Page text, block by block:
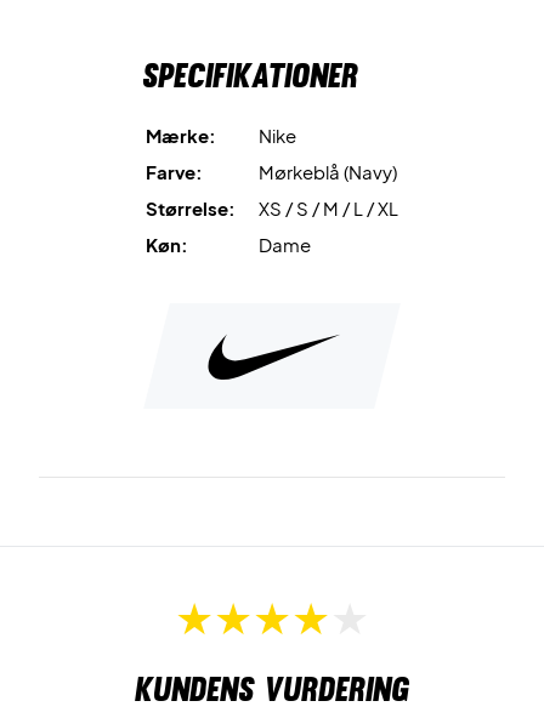
Nike nr: CV4817-451Specifikationer
Mærke:
Nike
Farve:
Mørkeblå (Navy)
Størrelse:
XS / S / M / L / XL
Køn:
Dame
Kundens vurdering